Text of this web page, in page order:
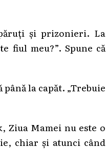
și prizonieri. La
fiul meu?”. Spune că
la capăt. „Trebuie
Ziua Mamei nu este o
chiar și atunci când